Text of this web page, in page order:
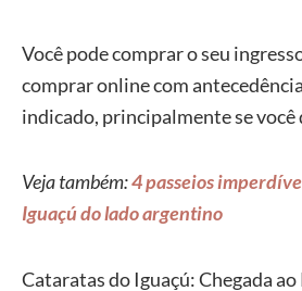
Você pode comprar o seu
comprar online com
indicado, principalmente se
Veja também:4 passeios
Iguaçú do lado argentino
Cataratas do Iguaçú: Chegada ao